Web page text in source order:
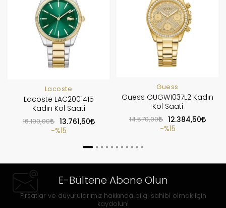
Lacoste
Lacoste LAC2001415
Kadın Kol Saati
16.190,00
13.761,50
%15
Guess
Guess GUGW1037L2 Kadın
Kol Saati
14.570,00
12.384,50
%15
E-Bültene Abone Olun
Fırsatlar ve duyurularımız hakkında bilgi sahibi olmak için
kaydolun!